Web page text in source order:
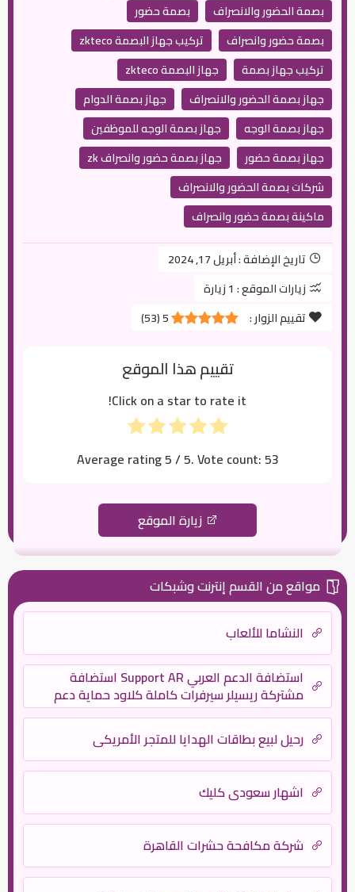
بصمة الحضور والانصراف
بصمة حضور
بصمة حضور وانصراف
تركيب جهاز البصمة zkteco
تركيب جهاز بصمة
جهاز البصمة zkteco
جهاز بصمة الحضور والانصراف
جهاز بصمة الدوام
جهاز بصمة الوجه
جهاز بصمة الوجه للموظفين
جهاز بصمة حضور
جهاز بصمة حضور وانصراف zk
شركات بصمة الحضور والانصراف
ماكينة بصمة حضور وانصراف
تاريخ الإضافة :أبريل 17, 2024
زيارات الموقع : 1 زيارة
تقييم الزوار :
5
(
53
)
تقييم هذا الموقع
Click on a star to rate it!
Average rating5/ 5. Vote count:53
زيارة الموقع
مواقع من القسم إنترنت وشبكات
النشاما للألعاب
استضافة الدعم العربي Support AR استضافة
مشتركة ريسيلر سيرفرات كاملة كلاود حماية دعم
فني
رحيل لبيع بطاقات الهدايا للمتجر الأمريكي
اشهار سعودي كليك
شركة مكافحة حشرات القاهرة